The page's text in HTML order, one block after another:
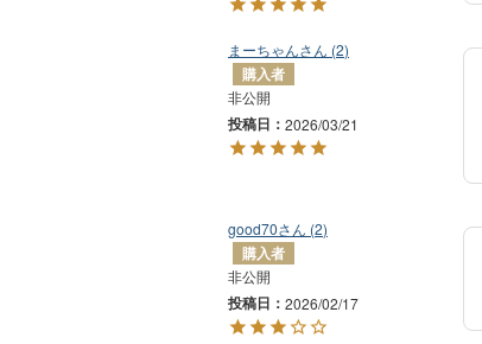
まーちゃん 2
購入者
非公開
投稿日 2026/03/21
good70 2
購入者
非公開
投稿日 2026/02/17